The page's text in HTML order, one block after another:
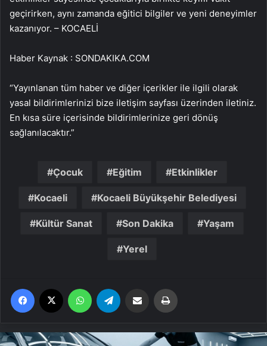
geçirirken, aynı zamanda eğitici bilgiler ve yeni deneyimler
kazanıyor. – KOCAELİ
Haber Kaynak : SONDAKIKA.COM
“Yayınlanan tüm haber ve diğer içerikler ile ilgili olarak
yasal bildirimlerinizi bize iletişim sayfası üzerinden iletiniz.
En kısa süre içerisinde bildirimlerinize geri dönüş
sağlanılacaktır.”
Çocuk Eğitim Etkinlikler
Kocaeli Kocaeli Büyükşehir Belediyesi
Kültür Sanat Son Dakika Yaşam
Yerel
Facebook WhatsApp Email'den paylaş